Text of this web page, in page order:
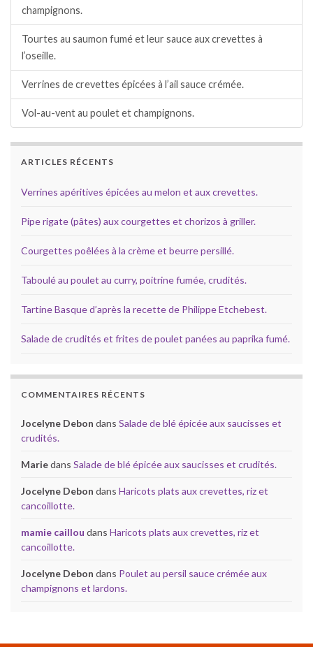
champignons.
Tourtes au saumon fumé et leur sauce aux crevettes à
l’oseille.
Verrines de crevettes épicées à l’ail sauce crémée.
Vol-au-vent au poulet et champignons.
ARTICLES RÉCENTS
Verrines apéritives épicées au melon et aux crevettes.
Pipe rigate (pâtes) aux courgettes et chorizos à griller.
Courgettes poêlées à la crème et beurre persillé.
Taboulé au poulet au curry, poitrine fumée, crudités.
Tartine Basque d’après la recette de Philippe Etchebest.
Salade de crudités et frites de poulet panées au paprika fumé.
COMMENTAIRES RÉCENTS
Jocelyne Debon dans Salade de blé épicée aux saucisses et
crudités.
Mariedans Salade de blé épicée aux saucisses et crudités.
Jocelyne Debon dans Haricots plats aux crevettes, riz et
cancoillotte.
mamie caillou dans Haricots plats aux crevettes, riz et
cancoillotte.
Jocelyne Debon dans Poulet au persil sauce crémée aux
champignons et lardons.